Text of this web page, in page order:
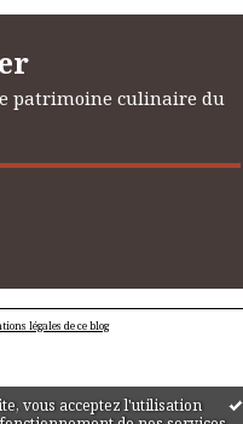
vous acceptez l'utilisation
patrimoine culinaire du
légales de ce blog